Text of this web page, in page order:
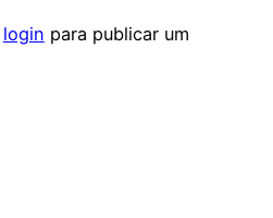
login para publicar um